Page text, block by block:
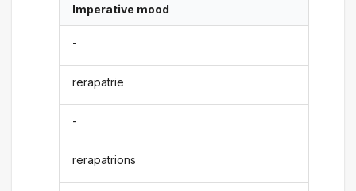
Imperative mood
-
rerapatrie
-
rerapatrions